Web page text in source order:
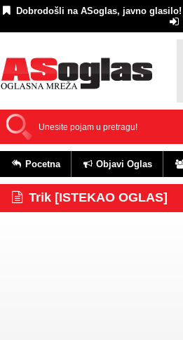
Dobrodošli na ASoglas, javno glasilo!
Pocetna Objavi Oglas
Trik [ISTEKAO OGLAS]